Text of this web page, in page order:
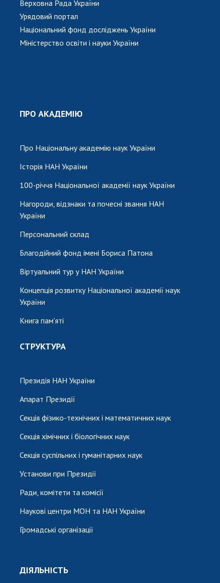
Верховна Рада України
Урядовий портал
Національний фонд досліджень України
Міністерство освіти і науки України
ПРО АКАДЕМІЮ
Про Національну академію наук України
Історія НАН України
100-річчя Національної академії наук України
Нагороди, відзнаки та почесні звання НАН
України
Персональний склад
Благодійний фонд імені Бориса Патона
Віртуальний тур у НАН України
Концепція розвитку Національної академії наук
України
Книга пам'яті
СТРУКТУРА
Президія НАН України
Апарат Президії
Секція фізико-технічних і математичних наук
Секція хімічних і біологічних наук
Секція суспільних і гуманітарних наук
Установи при Президії
Ради, комітети та комісії
Наукові центри МОН та НАН України
Громадські організації
ДІЯЛЬНІСТЬ